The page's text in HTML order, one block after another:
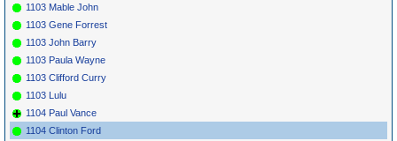
1103 Mable John
1103 Gene Forrest
1103 John Barry
1103 Paula Wayne
1103 Clifford Curry
1103 Lulu
1104 Paul Vance
1104 Clinton Ford